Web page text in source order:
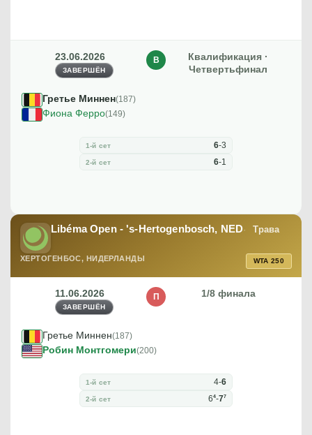
23.06.2026
ЗАВЕРШЁН
Квалификация ·
Четвертьфинал
В
Гретье Миннен(187)
Фиона Ферро(149)
1-й сет 6-3
2-й сет 6-1
Libéma Open - 's-Hertogenbosch, NED Трава
ХЕРТОГЕНБОС, НИДЕРЛАНДЫ WTA 250
11.06.2026
ЗАВЕРШЁН
1/8 финала
П
Гретье Миннен(187)
Робин Монтгомери(200)
1-й сет 4-6
2-й сет 64-77